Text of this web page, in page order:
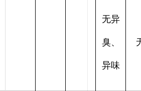
无异
臭、
异味